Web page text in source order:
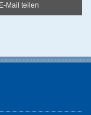
Mail teilen